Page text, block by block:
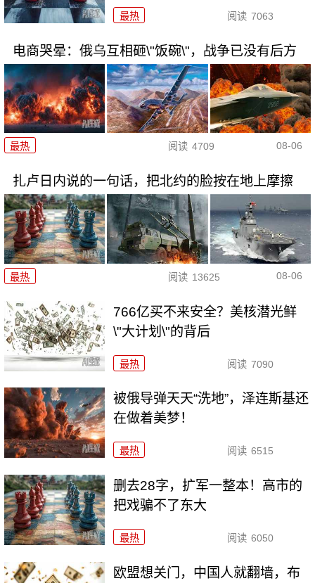
最热 阅读 7063
电商哭晕：俄乌互相砸\"饭碗\"，战争已没有后方
最热 阅读 4709 08-06
扎卢日内说的一句话，把北约的脸按在地上摩擦
最热 阅读 13625 08-06
766亿买不来安全？美核潜光鲜
\"大计划\"的背后
最热 阅读 7090
被俄导弹天天“洗地”，泽连斯基还
在做着美梦！
最热 阅读 6515
删去28字，扩军一整本！高市的
把戏骗不了东大
最热 阅读 6050
欧盟想关门，中国人就翻墙，布